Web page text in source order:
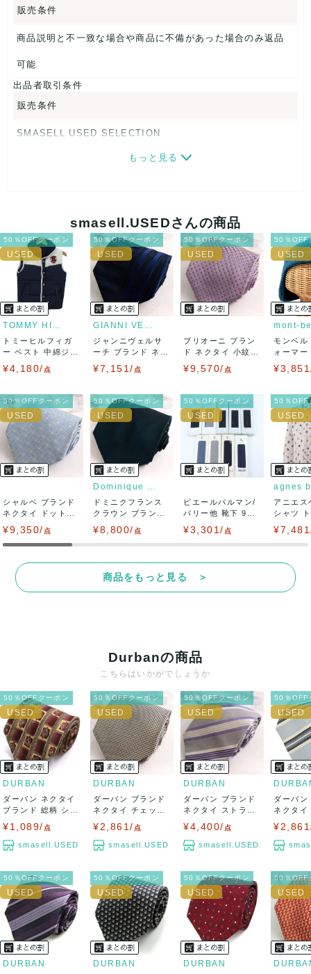
素材タグを撮影しておりますので、ご確認下さいませ。
【 商品札 】
販売条件
商品説明と不一致な場合や商品に不備があった場合のみ返品
可能
出品者取引条件
販売条件
SMASELL USED SELECTION
画像ダウンロードなので、転売にも最適♪
ネコポスの場合は日時指定ができませんので、ご了承下さい
ませ。
USED品に関しましては、見る方によって状態の価値観が異な
りますので、トラブルを避けるため、神経質な方や完璧な商
品を求められる方は御購入をお控えください。
また商品には細心の注意をはらっておりますが、何かござい
ましたら、レビュー記載前に必ずコメント欄よりご連絡お願
い致します。対応できることがあれば、誠意をもって対応致
します。
また並行輸入品もございますので、真贋方法などお答えでき
ない場合もございます。
万が一、購入後に偽造品等が発覚しましたら、返品・返金に
決済方法
送料：¥1,650 (見込み)
送料表を確認する
出荷目安：5営業日以内
出荷予定日：なるべく最短で発送致します。
兵庫県から出荷
もっと見る
smasell.USEDさんの商品
50％OFFクーポン
TOMMY HILFIGER
トミーヒルフィガ
ー ベスト 中綿ジャ
¥4,180/ 点
50％OFFクーポン
GIANNI VERSACE
ジャンニヴェルサ
ーチ ブランド ネク
¥7,151/ 点
50％OFFクーポン
ブリオーニ ブラン
ド ネクタイ 小紋柄
¥9,570/ 点
50％OFF
mont-
モンベル
ォーマ
50％OFFクーポン
シャルベ ブランド
ネクタイ ドット柄
¥9,350/ 点
50％OFFクーポン
Dominique France Cr...
ドミニクフランス
クラウン ブランド
¥8,800/ 点
50％OFFクーポン
ピエールバルマン/
バリー他 靴下 9点
¥3,301/ 点
50％OFF
agnes
アニエス
シャツ
商品をもっと見る ＞
Durbanの商品
こちらはいかがでしょうか
50％OFFクーポン
DURBAN
ダーバン ネクタイ
ブランド 総柄 シル
¥1,089/ 点
smasell.USED
50％OFFクーポン
DURBAN
ダーバン ブランド
ネクタイ チェック
¥2,861/ 点
smasell.USED
50％OFFクーポン
DURBAN
ダーバン ブランド
ネクタイ ストライ
¥4,400/ 点
smasell.USED
50％OFF
ダーバン
ネクタイ
50％OFFクーポン
DURBAN
50％OFFクーポン
DURBAN
50％OFFクーポン
DURBAN
50％OFF